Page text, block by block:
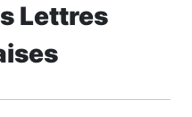
Lettres